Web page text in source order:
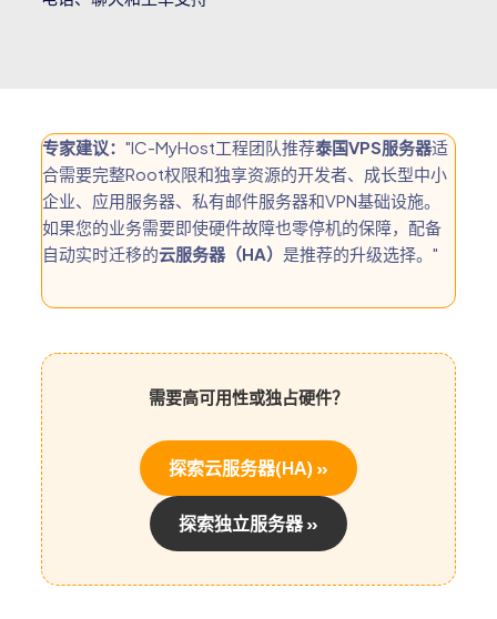
专家建议："IC-MyHost工程团队推荐泰国VPS服务器适
合需要完整Root权限和独享资源的开发者、成长型中小
企业、应用服务器、私有邮件服务器和VPN基础设施。
如果您的业务需要即使硬件故障也零停机的保障，配备
自动实时迁移的云服务器（HA） 是推荐的升级选择。"
需要高可用性或独占硬件？
探索云服务器(HA) »
探索独立服务器 »